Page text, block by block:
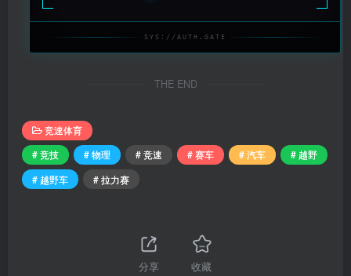
SYS://AUTH.GATE
THE END
竞速体育
# 竞技
# 物理 # 竞速 # 赛车 # 汽车
# 越野
# 越野车
# 拉力赛
分享 收藏